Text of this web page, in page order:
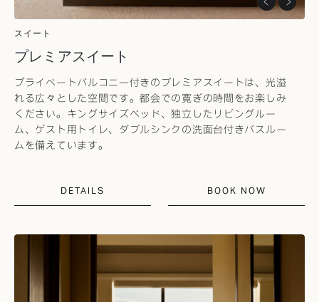
スイート
プレミアスイート
プライベートバルコニー付きのプレミアスイートは、光溢
れる広々とした空間です。都会での寛ぎの時間をお楽しみ
ください。キングサイズベッド、独立したリビングルー
ム、ゲスト用トイレ、ダブルシンクの洗面台付きバスルー
ムを備えています。
DETAILS BOOK NOW